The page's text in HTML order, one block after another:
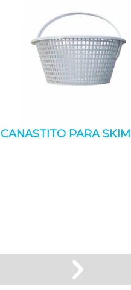
CANASTITO PARA